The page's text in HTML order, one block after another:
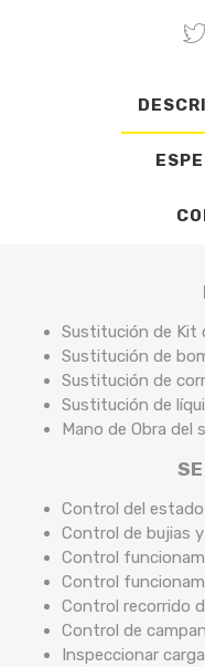
Sustitución de Kit
Sustitución de
Sustitución de
Sustitución de
Mano de Obra del
Control del
Control de bujias
Control
Control
Control recorrido
Control de
Inspeccionar